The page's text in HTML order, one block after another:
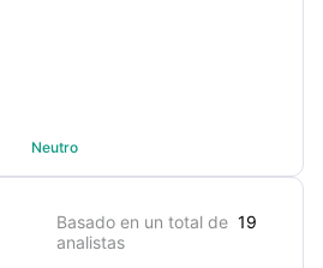
Neutro
Basado en un total de 19
analistas